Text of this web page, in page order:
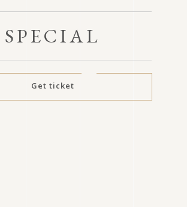
SPECIAL
Get ticket